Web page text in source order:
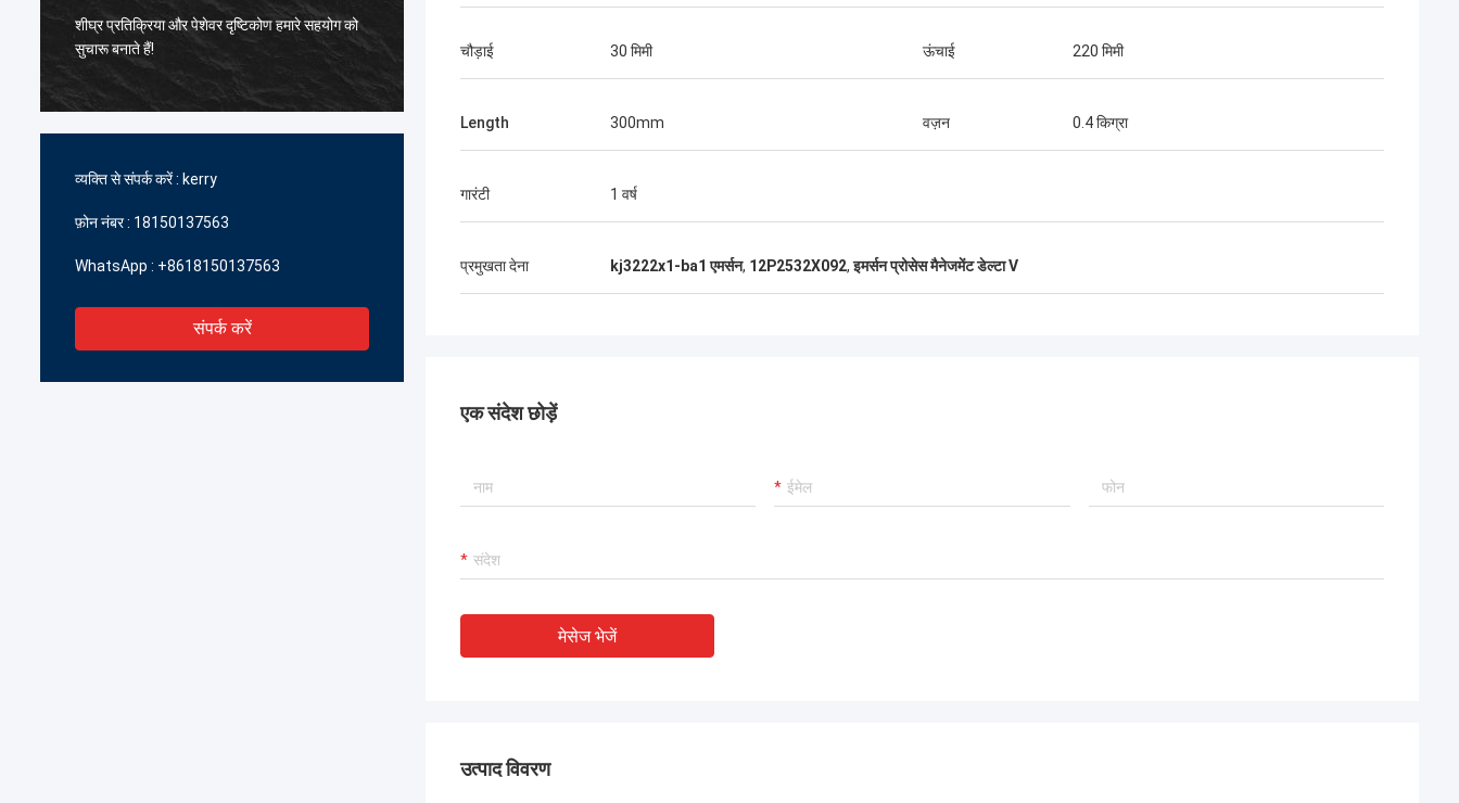
शीघ्र प्रतिक्रिया और पेशेवर दृष्टिकोण हमारे सहयोग को
सुचारू बनाते हैं!
में आपकी निरंतर सहायता और समर्थन के लिए धन्यवाद।
व्यक्ति से संपर्क करें : kerry
फ़ोन नंबर : 18150137563
WhatsApp : +8618150137563
संपर्क करें
चौड़ाई 30 मिमी ऊंचाई 220 मिमी
Length 300mm वज़न 0.4 किग्रा
गारंटी 1 वर्ष
प्रमुखता देना kj3222x1-ba1 एमर्सन, 12P2532X092,इमर्सन प्रोसेस मैनेजमेंट डेल्टा V
एक संदेश छोड़ें
मेसेज भेजें
उत्पाद विवरण